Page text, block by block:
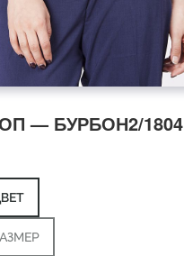
— БУРБОН2/1804